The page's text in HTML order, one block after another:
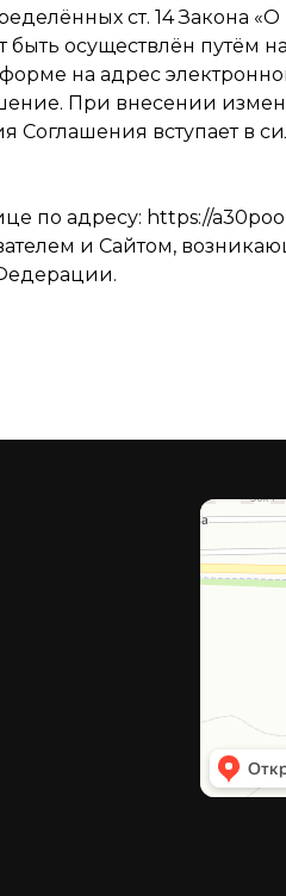
ст. 14 Закона
осуществлён путём
на адрес
При внесении
Соглашения вступает в
по адресу: https://
и Сайтом,